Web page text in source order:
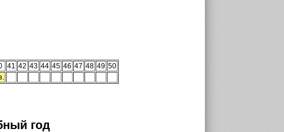
41 42 43 44 45 46 47 48 49 50
год